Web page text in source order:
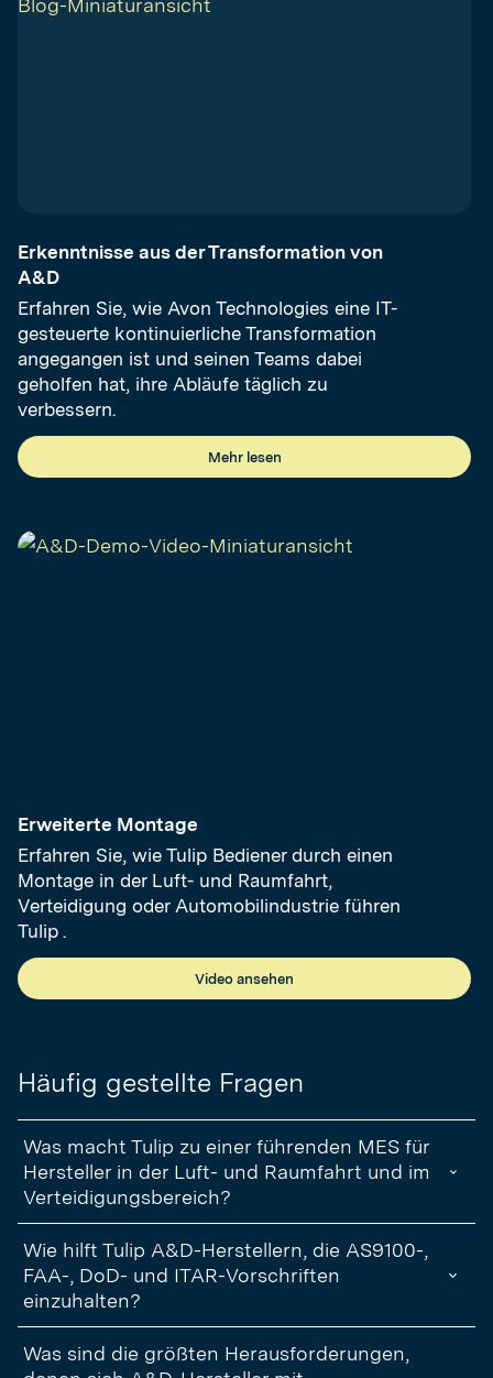
Erkenntnisse aus der Transformation von
A&D
Erfahren Sie, wie Avon Technologies eine IT-
gesteuerte kontinuierliche Transformation
angegangen ist und seinen Teams dabei
geholfen hat, ihre Abläufe täglich zu
verbessern.
Mehr lesen
Erweiterte Montage
Erfahren Sie, wie Tulip Bediener durch einen
Montage in der Luft- und Raumfahrt,
Verteidigung oder Automobilindustrie führen
Tulip .
Video ansehen
Häufig gestellte Fragen
Was macht Tulip zu einer führenden MES für
Hersteller in der Luft- und Raumfahrt und im
Verteidigungsbereich?
A&D-Herstellern als ein führender MES für komplexe, regulierte
Branchen anerkannt. Gartner und Forrester haben Tulip als Pionier
im Bereich kompatibler, codefreier MES identifiziert, und die
Plattform wird bei G2 regelmäßig als führend in der Kategorie für
Benutzerfreundlichkeit, Kundenzufriedenheit und schnelle
Wertschöpfung bewertet.
Wie hilft Tulip A&D-Herstellern, die AS9100-,
FAA-, DoD- und ITAR-Vorschriften
einzuhalten?
die AS9100- und DoD-Validierungsanforderungen durch
Was sind die größten Herausforderungen,